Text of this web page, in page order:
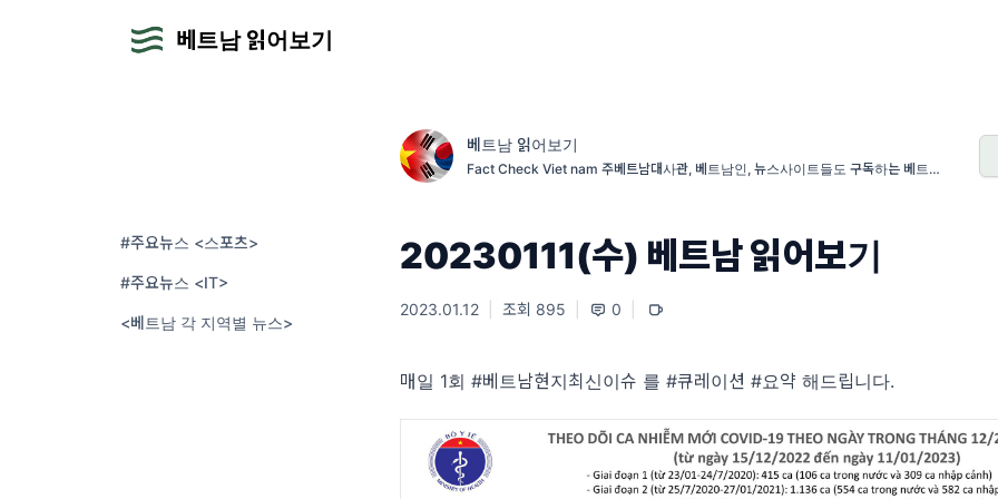
베트남 읽어보기
#주요뉴스 <스포츠>
#주요뉴스 <IT>
<베트남 각 지역별 뉴스>
베트남 읽어보기
Fact Check Viet nam 주베트남대사관, 베트남인, 뉴스사이트들도 구독하는 베트남 팩
20230111(수) 베트남 읽어보기
2023.01.12 조회 895 0
매일 1회 #베트남현지최신이슈 를 #큐레이션 #요약 해드립니다.